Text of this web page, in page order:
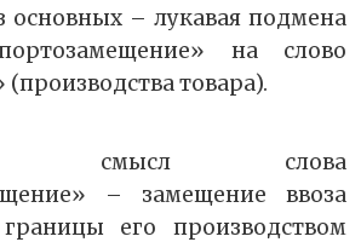
основных – лукавая подмена
на слово
товара).
смысл слова
– замещение ввоза
его производством